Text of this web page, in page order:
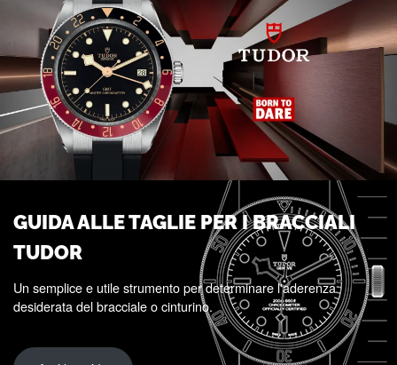
GUIDA ALLE TAGLIE PER I BRACCIALI
TUDOR
Un semplice e utile strumento per determinare l'aderenza
desiderata del bracciale o cinturino.